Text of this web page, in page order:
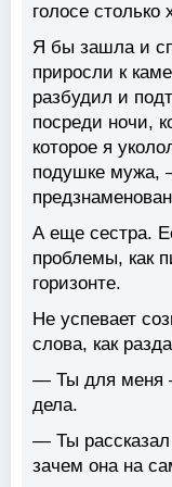
голосе
Я бы зашла и
приросли к
разбудил и
посреди ночи,
которое я
подушке мужа,
А еще сестра.
проблемы, как
горизонте.
Не успевает
слова, как
— Ты для меня
дела.
— Ты
зачем она на